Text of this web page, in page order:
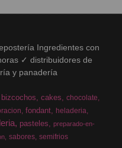
Ingredientes con
✓ distribuidores de
y panadería
bizcochos cakes chocolate
fondant
heladeria
pasteles
preparado-en-
sabores semifrios